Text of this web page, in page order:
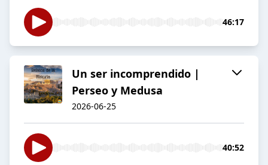
46:17
Un ser incomprendido |
Perseo y Medusa
2026-06-25
40:52